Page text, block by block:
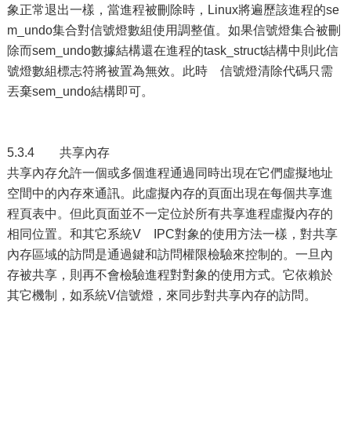
象正常退出一樣，當進程被刪除時，Linux將遍歷該進程的se
m_undo集合對信號燈數組使用調整值。如果信號燈集合被刪
除而sem_undo數據結構還在進程的task_struct結構中則此信
號燈數組標志符將被置為無效。此時 信號燈清除代碼只需
丟棄sem_undo結構即可。
5.3.4 共享內存
共享內存允許一個或多個進程通過同時出現在它們虛擬地址
空間中的內存來通訊。此虛擬內存的頁面出現在每個共享進
程頁表中。但此頁面並不一定位於所有共享進程虛擬內存的
相同位置。和其它系統V IPC對象的使用方法一樣，對共享
內存區域的訪問是通過鍵和訪問權限檢驗來控制的。一旦內
存被共享，則再不會檢驗進程對對象的使用方式。它依賴於
其它機制，如系統V信號燈，來同步對共享內存的訪問。